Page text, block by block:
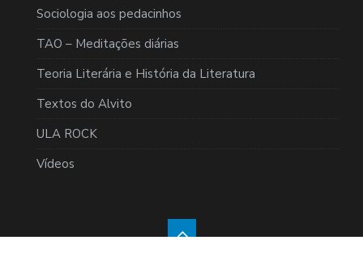
Sociologia aos pedacinhos
TAO – Meditações diárias
Teoria Literária e História da Literatura
Textos do Alvito
ULA ROCK
Vídeos